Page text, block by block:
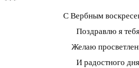
С Вербным
Поздравлю я
Желаю
И радостного